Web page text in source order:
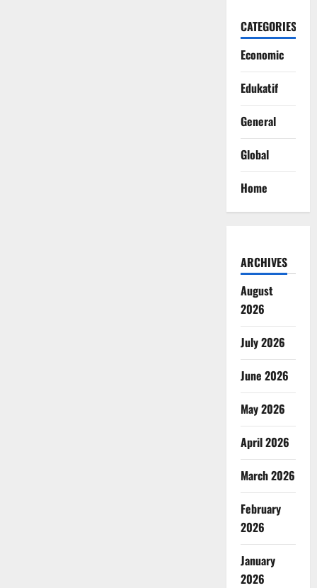
CATEGORIES
Economic
Edukatif
General
Global
Home
ARCHIVES
August
2026
July 2026
June 2026
May 2026
April 2026
March 2026
February
2026
January
2026